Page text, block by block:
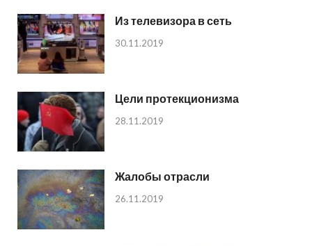
Из телевизора в сеть
30.11.2019
Цели протекционизма
28.11.2019
Жалобы отрасли
26.11.2019